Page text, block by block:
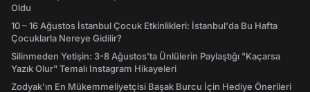
Oldu
10 – 16 Ağustos İstanbul Çocuk Etkinlikleri: İstanbul'da Bu Hafta
Çocuklarla Nereye Gidilir?
Silinmeden Yetişin: 3-8 Ağustos'ta Ünlülerin Paylaştığı "Kaçarsa
Yazık Olur" Temalı Instagram Hikayeleri
Zodyak'ın En Mükemmeliyetçisi Başak Burcu İçin Hediye Önerileri